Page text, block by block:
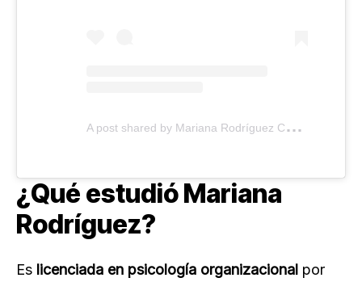
A
post shared by Mariana Rodríguez Cantú (@marianardzcantu)
¿Qué estudió Mariana
Rodríguez?
Es licenciada en psicología organizacional por